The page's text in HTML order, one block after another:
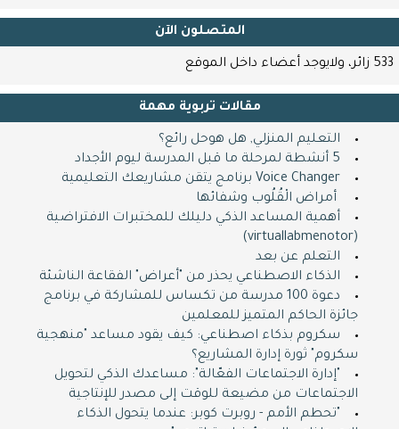
المتصلون اﻵن
533 زائر، ولايوجد أعضاء داخل الموقع
مقالات تربوية مهمة
التعليم المنزلي, هل هوحل رائع؟
5 أنشطة لمرحلة ما قبل المدرسة ليوم الأجداد
Voice Changer برنامج يتقن مشاريعك التعليمية
​ ​ أمراض الْقُلُوب وشفائها
أهمية المساعد الذكي دليلك للمختبرات الافتراضية
(virtuallabmenotor)
التعلم عن بعد
الذكاء الاصطناعي يحذر من "أعراض" الفقاعة الناشئة
دعوة 100 مدرسة من تكساس للمشاركة في برنامج
جائزة الحاكم المتميز للمعلمين
سكروم بذكاء اصطناعي: كيف يقود مساعد "منهجية
سكروم" ثورة إدارة المشاريع؟
"إدارة الاجتماعات الفعّالة": مساعدك الذكي لتحويل
الاجتماعات من مضيعة للوقت إلى مصدر للإنتاجية
"تحطم الأمم - روبرت كوبر: عندما يتحول الذكاء